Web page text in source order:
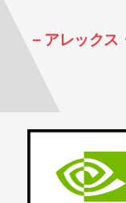
– アレックス